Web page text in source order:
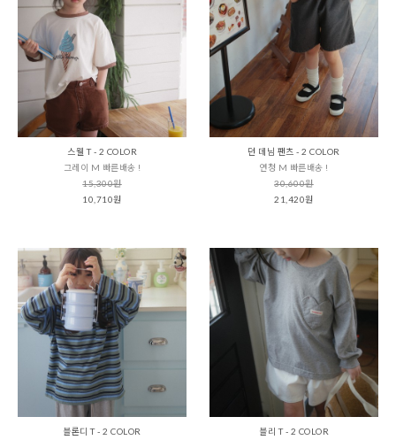
스웰 T - 2 COLOR
그레이 M 빠른배송 !
15,300원
10,710원
던 데님 팬츠 - 2 COLOR
연청 M 빠른배송 !
30,600원
21,420원
블론디 T - 2 COLOR
블리 T - 2 COLOR